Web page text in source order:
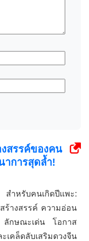
งสรรค์ของคน
าการสุดล้ำ!
หรับคนเกิดปีแพะ:
ร้างสรรค์ ความอ่อน
กษณะเด่น โอกาส
เคล็ดลับเสริมดวงจีน